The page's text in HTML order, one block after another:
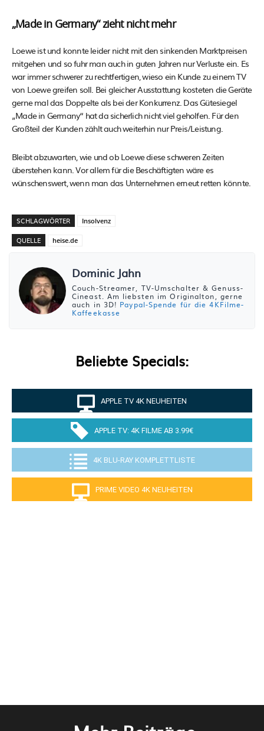
„Made in Germany“ zieht nicht mehr
Loewe ist und konnte leider nicht mit den sinkenden Marktpreisen
mitgehen und so fuhr man auch in guten Jahren nur Verluste ein. Es
war immer schwerer zu rechtfertigen, wieso ein Kunde zu einem TV
von Loewe greifen soll. Bei gleicher Ausstattung kosteten die Geräte
gerne mal das Doppelte als bei der Konkurrenz. Das Gütesiegel
„Made in Germany“ hat da sicherlich nicht viel geholfen. Für den
Großteil der Kunden zählt auch weiterhin nur Preis/Leistung.
Bleibt abzuwarten, wie und ob Loewe diese schweren Zeiten
überstehen kann. Vor allem für die Beschäftigten wäre es
wünschenswert, wenn man das Unternehmen erneut retten könnte.
SCHLAGWÖRTER Insolvenz
QUELLE heise.de
Dominic Jahn
Couch-Streamer, TV-Umschalter & Genuss-
Cineast. Am liebsten im Originalton, gerne
auch in 3D! Paypal-Spende für die 4KFilme-
Kaffeekasse
Beliebte Specials:
APPLE TV 4K NEUHEITEN
APPLE TV: 4K FILME AB 3.99€
4K BLU-RAY KOMPLETTLISTE
PRIME VIDEO 4K NEUHEITEN